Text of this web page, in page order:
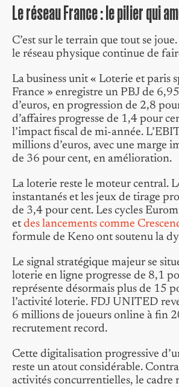
Le réseau France : le pilier qui
C’est sur le terrain que tout se
le réseau physique continue de
La business unit « Loterie et paris
France » enregistre un PBJ de
d’euros, en progression de 2,8
d’affaires progresse de 1,4 pour
l’impact fiscal de mi-année.
millions d’euros, avec une marge
de 36 pour cent, en amélioration.
La loterie reste le moteur central.
instantanés et les jeux de tirage
de 3,4 pour cent. Les cycles
et des lancements comme
formule de Keno ont soutenu la
Le signal stratégique majeur se
loterie en ligne progresse de 8,1
représente désormais plus de 15
l’activité loterie. FDJ UNITED
6 millions de joueurs online à fin
recrutement record.
Cette digitalisation progressive
reste un atout considérable.
activités concurrentielles, le cadre